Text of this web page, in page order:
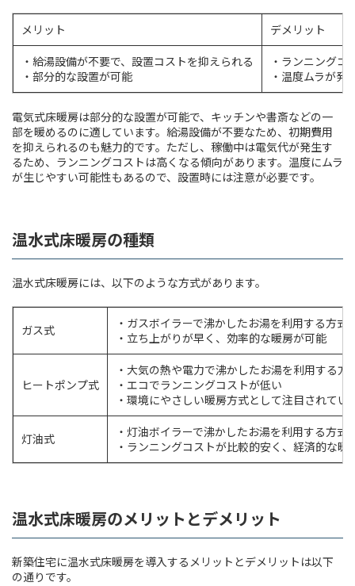
メリット
デメリット
・給湯設備が不要で、設置コストを抑えられる
・部分的な設置が可能
・ランニングコ
・温度ムラが発
電気式床暖房は部分的な設置が可能で、キッチンや書斎などの一
部を暖めるのに適しています。給湯設備が不要なため、初期費用
を抑えられるのも魅力的です。ただし、稼働中は電気代が発生す
るため、ランニングコストは高くなる傾向があります。温度にムラ
が生じやすい可能性もあるので、設置時には注意が必要です。
温水式床暖房の種類
温水式床暖房には、以下のような方式があります。
ガス式
・ガスボイラーで沸かしたお湯を利用する方式
・立ち上がりが早く、効率的な暖房が可能
ヒートポンプ式
・大気の熱や電力で沸かしたお湯を利用する方
・エコでランニングコストが低い
・環境にやさしい暖房方式として注目されてい
灯油式
・灯油ボイラーで沸かしたお湯を利用する方式
・ランニングコストが比較的安く、経済的な暖
温水式床暖房のメリットとデメリット
新築住宅に温水式床暖房を導入するメリットとデメリットは以下
の通りです。